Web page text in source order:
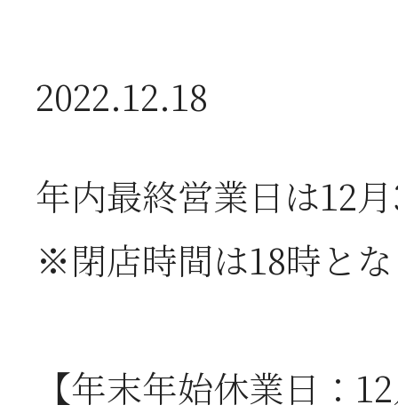
2026年07月08日
2026年07月01日
2026年06月28日
2022.12.18
年内最終営業日は12
※閉店時間は18時と
【年末年始休業日：